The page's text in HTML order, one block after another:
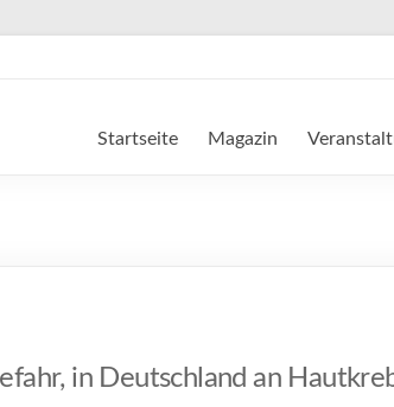
Startseite Magazin
in Deutschland an